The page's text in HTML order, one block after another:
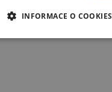
INFORMACE O COOKIES